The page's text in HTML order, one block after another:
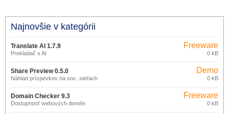
Najnovšie v kategórii
Translate AI 1.7.9
Prekladač s AI
Freeware
0 kB
Share Preview 0.5.0
Náhlad príspevkov na soc. sieťach
Demo
0 kB
Domain Checker 9.3
Dostupnosť webových domén
Freeware
0 kB